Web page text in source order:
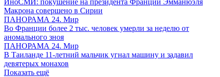
ИноСМИ: покушение на президента Франции Эмманюэля
Макрона совершено в Сирии
ПАНОРАМА 24. Мир
Во Франции более 2 тыс. человек умерли за неделю от
аномального зноя
ПАНОРАМА 24. Мир
В Таиланде 11-летний мальчик угнал машину и задавил
девятерых монахов
Показать ещё